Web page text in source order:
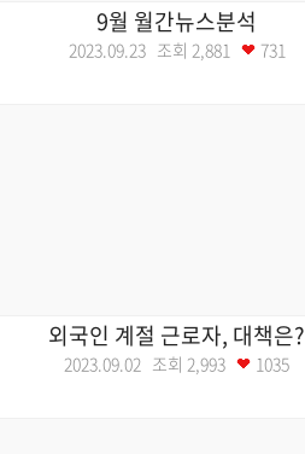
9월 월간뉴스분석
2023.09.23 조회 2,881 731
외국인 계절 근로자, 대책은?
2023.09.02 조회 2,993 1035